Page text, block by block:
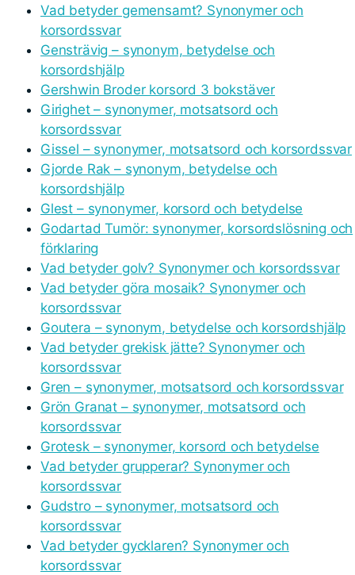
Vad betyder gemensamt? Synonymer och
korsordssvar
Gensträvig – synonym, betydelse och
korsordshjälp
Gershwin Broder korsord 3 bokstäver
Girighet – synonymer, motsatsord och
korsordssvar
Gissel – synonymer, motsatsord och korsordssvar
Gjorde Rak – synonym, betydelse och
korsordshjälp
Glest – synonymer, korsord och betydelse
Godartad Tumör: synonymer, korsordslösning och
förklaring
Vad betyder golv? Synonymer och korsordssvar
Vad betyder göra mosaik? Synonymer och
korsordssvar
Goutera – synonym, betydelse och korsordshjälp
Vad betyder grekisk jätte? Synonymer och
korsordssvar
Gren – synonymer, motsatsord och korsordssvar
Grön Granat – synonymer, motsatsord och
korsordssvar
Grotesk – synonymer, korsord och betydelse
Vad betyder grupperar? Synonymer och
korsordssvar
Gudstro – synonymer, motsatsord och
korsordssvar
Vad betyder gycklaren? Synonymer och
korsordssvar